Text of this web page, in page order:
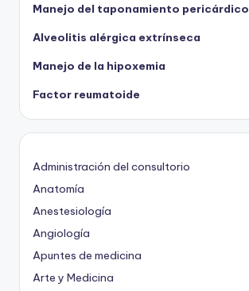
Manejo del taponamiento pericárdico
Alveolitis alérgica extrínseca
Manejo de la hipoxemia
Factor reumatoide
Administración del consultorio
Anatomía
Anestesiología
Angiología
Apuntes de medicina
Arte y Medicina